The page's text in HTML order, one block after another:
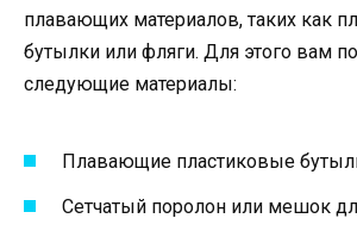
плавающих материалов, таких как
бутылки или фляги. Для этого вам
следующие материалы:
Плавающие пластиковые
Сетчатый поролон или мешок